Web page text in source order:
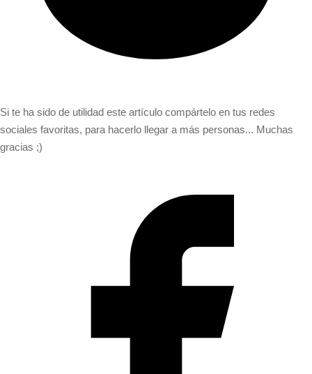
Si te ha sido de utilidad este artículo compártelo en tus redes
sociales favoritas, para hacerlo llegar a más personas... Muchas
gracias ;)